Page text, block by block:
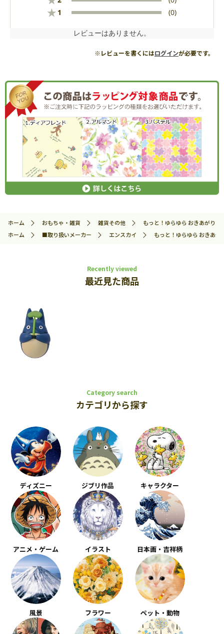
★ 1 (0)
レビューはありません。
※レビューを書くにはログインが必要です。
ホーム おもちゃ・雑貨 雑貨その他
もっと！ゆらゆら おきあがり
ホーム
■取り扱いメーカー エンスカイ もっと！ゆらゆら おきあ
Recently viewed
最近見た商品
Category search
カテゴリから探す
ディズニー ジブリ作品 キャラクター
アニメ・ゲーム イラスト 日本画・吉祥柄
風景 フラワー ペット・動物